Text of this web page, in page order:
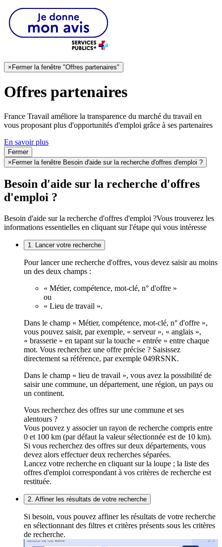
× Fermer la fenêtre "Offres partenaires"
Offres partenaires
France Travail améliore la transparence du marché du travail en
vous proposant plus d'opportunités d'emploi grâce à ses partenaires
En savoir plus
Fermer
×Fermer la fenêtre Besoin d'aide sur la recherche d'offres d'emploi ?
Besoin d'aide sur la recherche d'offres
d'emploi ?
Besoin d'aide sur la recherche d'offres d'emploi ?Vous trouverez les
informations essentielles en cliquant sur l'étape qui vous intéresse
1. Lancer votre recherche
Pour lancer une recherche d'offres, vous devez saisir au moins
un des deux champs :
« Métier, compétence, mot-clé, n° d'offre »
ou
« Lieu de travail ».
Dans le champ « Métier, compétence, mot-clé, n° d'offre »,
vous pouvez saisir, par exemple, « serveur », « anglais »,
« brasserie » en tapant sur la touche « entrée » entre chaque
mot. Vous recherchez une offre précise ? Saisissez
directement sa référence, par exemple 049RSNK.
Dans le champ « lieu de travail », vous avez la possibilité de
saisir une commune, un département, une région, un pays ou
un continent.
Vous recherchez des offres sur une commune et ses
alentours ?
Vous pouvez y associer un rayon de recherche compris entre
0 et 100 km (par défaut la valeur sélectionnée est de 10 km).
Si vous recherchez des offres sur deux départements, vous
devez alors effectuer deux recherches séparées.
Lancez votre recherche en cliquant sur la loupe ; la liste des
offres d'emploi correspondant à vos critères de recherche est
restituée.
2. Affiner les résultats de votre recherche
Si besoin, vous pouvez affiner les résultats de votre recherche
en sélectionnant des filtres et critères présents sous les critères
de recherche.